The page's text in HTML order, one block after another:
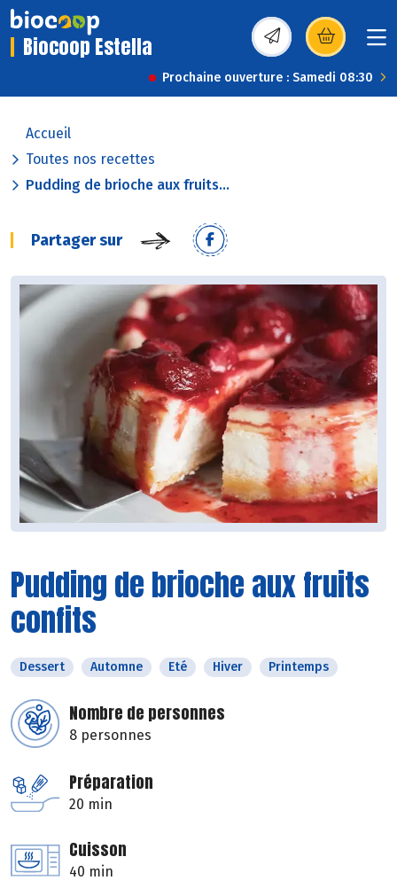
Biocoop Estella (s’ouvre dans une
Prochaine ouverture : Samedi 08:30
Accueil
Toutes nos recettes
Pudding de brioche aux fruits...
Partager sur
Pudding de brioche aux fruits
confits
Dessert Automne Eté Hiver Printemps
Nombre de personnes
8 personnes
Préparation
20 min
Cuisson
40 min